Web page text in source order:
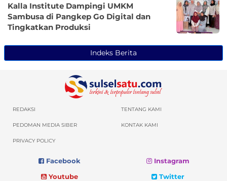
Kalla Institute Dampingi UMKM
Sambusa di Pangkep Go Digital dan
Tingkatkan Produksi
Indeks Berita
REDAKSI TENTANG KAMI
PEDOMAN MEDIA SIBER KONTAK KAMI
PRIVACY POLICY
Facebook
Instagram
Youtube
Twitter